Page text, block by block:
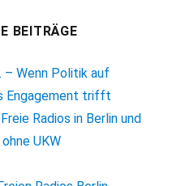
BEITRÄGE
– Wenn Politik auf
Engagement trifft
Radios in Berlin und
UKW